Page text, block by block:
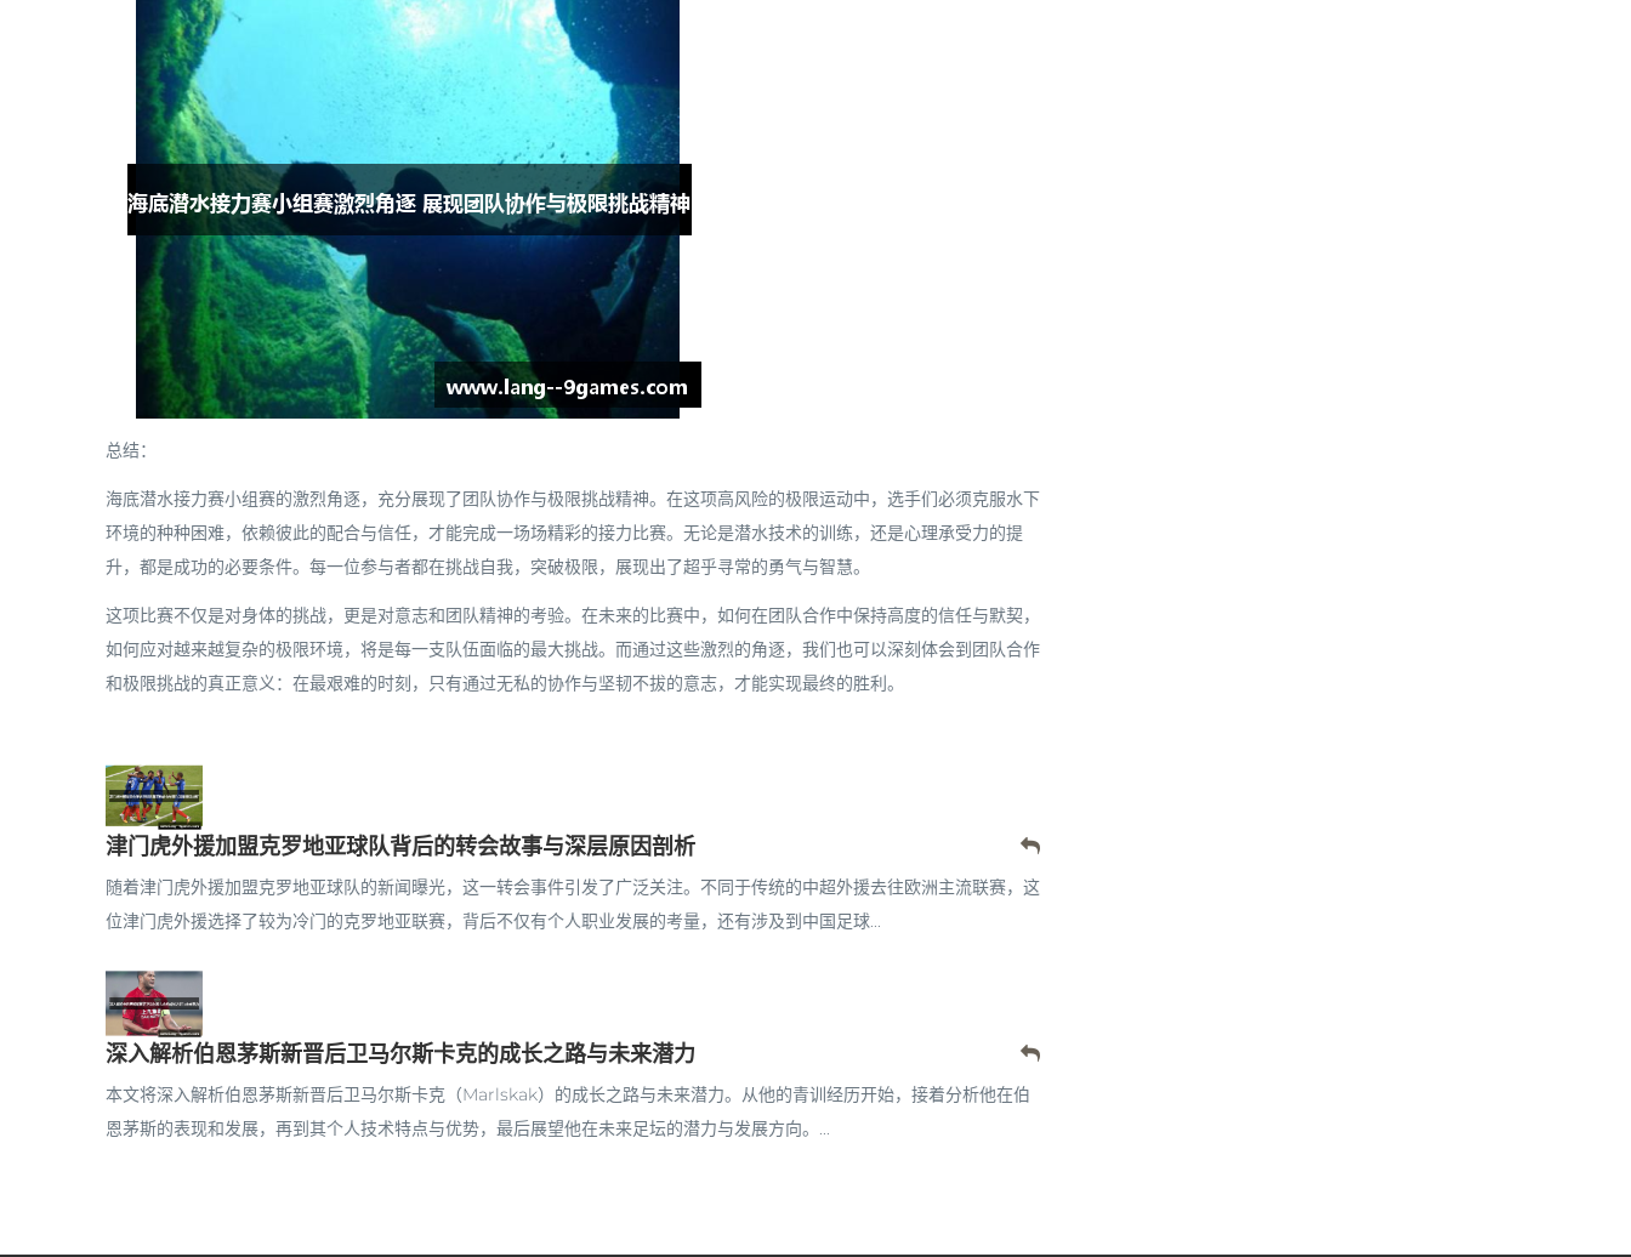
总结：
海底潜水接力赛小组赛的激烈角逐，充分展现了团队协作与极限挑战精神。在这项高风险的极限运动中，选手们必须克服水下
环境的种种困难，依赖彼此的配合与信任，才能完成一场场精彩的接力比赛。无论是潜水技术的训练，还是心理承受力的提
升，都是成功的必要条件。每一位参与者都在挑战自我，突破极限，展现出了超乎寻常的勇气与智慧。
这项比赛不仅是对身体的挑战，更是对意志和团队精神的考验。在未来的比赛中，如何在团队合作中保持高度的信任与默契，
如何应对越来越复杂的极限环境，将是每一支队伍面临的最大挑战。而通过这些激烈的角逐，我们也可以深刻体会到团队合作
和极限挑战的真正意义：在最艰难的时刻，只有通过无私的协作与坚韧不拔的意志，才能实现最终的胜利。
津门虎外援加盟克罗地亚球队背后的转会故事与深层原因剖析
随着津门虎外援加盟克罗地亚球队的新闻曝光，这一转会事件引发了广泛关注。不同于传统的中超外援去往欧洲主流联赛，这
位津门虎外援选择了较为冷门的克罗地亚联赛，背后不仅有个人职业发展的考量，还有涉及到中国足球...
深入解析伯恩茅斯新晋后卫马尔斯卡克的成长之路与未来潜力
本文将深入解析伯恩茅斯新晋后卫马尔斯卡克（Marlskak）的成长之路与未来潜力。从他的青训经历开始，接着分析他在伯
恩茅斯的表现和发展，再到其个人技术特点与优势，最后展望他在未来足坛的潜力与发展方向。...